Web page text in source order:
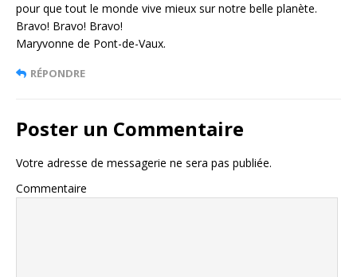
pour que tout le monde vive mieux sur notre belle planète.
Bravo! Bravo! Bravo!
Maryvonne de Pont-de-Vaux.
RÉPONDRE
Poster un Commentaire
Votre adresse de messagerie ne sera pas publiée.
Commentaire